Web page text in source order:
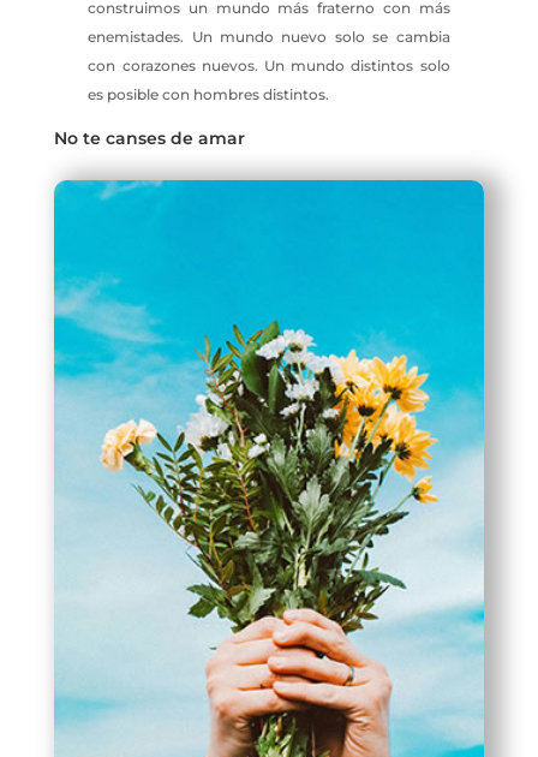
construimos un mundo más fraterno con más
enemistades. Un mundo nuevo solo se cambia
con corazones nuevos. Un mundo distintos solo
es posible con hombres distintos.
No te canses de amar